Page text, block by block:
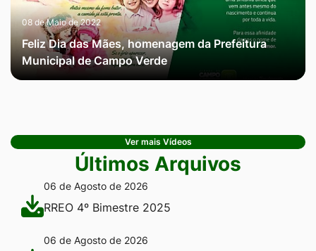
08 de Maio de 2022
Feliz Dia das Mães, homenagem da Prefeitura
Municipal de Campo Verde
Ver mais Vídeos
Últimos Arquivos
06 de Agosto de 2026
RREO 4º Bimestre 2025
06 de Agosto de 2026